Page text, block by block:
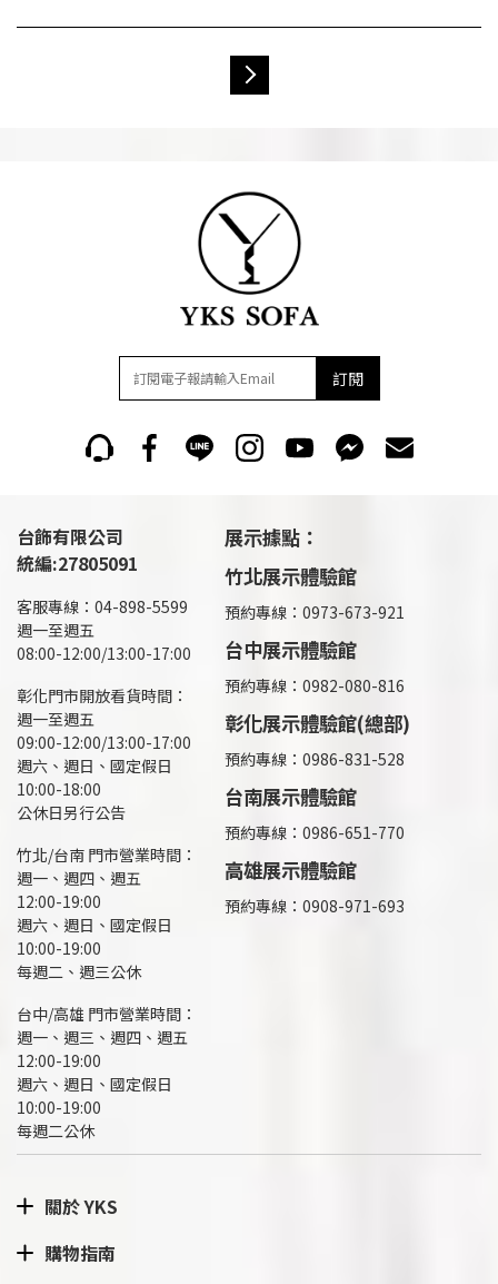
訂閱
台飾有限公司
統編:27805091
客服專線：04-898-5599
週一至週五
08:00-12:00/13:00-17:00
彰化門市開放看貨時間：
週一至週五
09:00-12:00/13:00-17:00
週六、週日、國定假日
10:00-18:00
公休日另行公告
竹北/台南 門市營業時間：
週一、週四、週五
12:00-19:00
週六、週日、國定假日
10:00-19:00
每週二、週三公休
台中/高雄 門市營業時間：
週一、週三、週四、週五
12:00-19:00
週六、週日、國定假日
10:00-19:00
每週二公休
展示據點：
竹北展示體驗館
預約專線：0973-673-921
台中展示體驗館
預約專線：0982-080-816
彰化展示體驗館(總部)
預約專線： 0986-831-528
台南展示體驗館
預約專線：0986-651-770
高雄展示體驗館
預約專線： 0908-971-693
關於 YKS
購物指南